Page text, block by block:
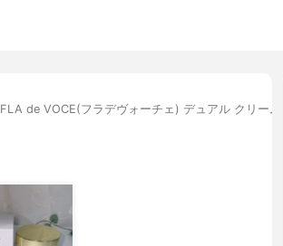
FLA de VOCE(フラデヴォーチェ) デュアル クリームⅩ